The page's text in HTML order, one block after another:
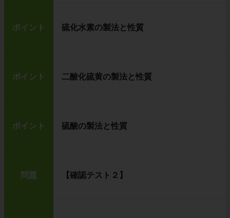
ポイント 硫化水素の製法と性質
ポイント 二酸化硫黄の製法と性質
ポイント 硫酸の製法と性質
問題 【確認テスト２】